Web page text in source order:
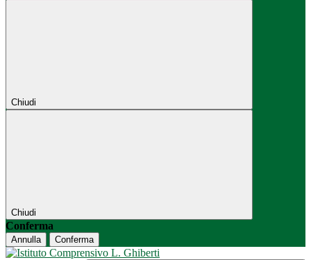
Chiudi
Chiudi
Conferma
Annulla Conferma